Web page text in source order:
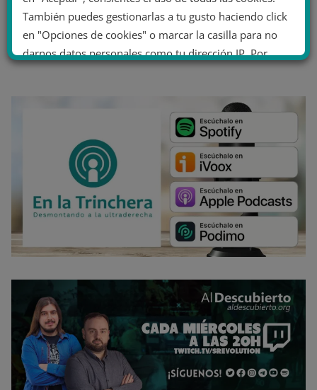
También puedes gestionarlas a tu gusto haciendo click
en "Opciones de cookies" o marcar la casilla para no
darnos datos personales como tu dirección IP. Por
No dar mi información personal
Opciones de cookies Aceptar cookies
Rechazar cookies Política de cookies